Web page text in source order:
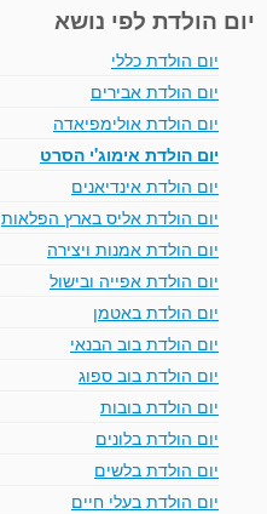
יום הולדת לפי נושא
יום הולדת כללי
יום הולדת אבירים
יום הולדת אולימפיאדה
יום הולדת אימוג'י הסרט
יום הולדת אינדיאנים
יום הולדת אליס בארץ הפלאות
יום הולדת אמנות ויצירה
יום הולדת אפייה ובישול
יום הולדת באטמן
יום הולדת בוב הבנאי
יום הולדת בוב ספוג
יום הולדת בובות
יום הולדת בלונים
יום הולדת בלשים
יום הולדת בעלי חיים